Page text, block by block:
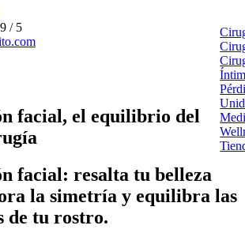
/ 5
facial, el equilibrio del
facial: resalta tu belleza
la simetría y equilibra las
de tu rostro.